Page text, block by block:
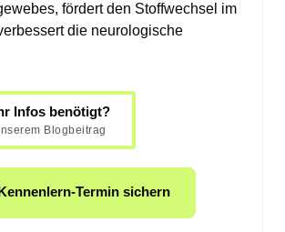
fördert den Stoffwechsel im
die neurologische
Infos benötigt?
Blogbeitrag
Termin sichern